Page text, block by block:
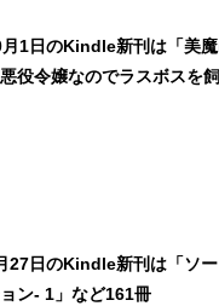
月1日のKindle新刊は「美
悪役令嬢なのでラスボスを
27日のKindle新刊は「ソ
ン- 1」など161冊